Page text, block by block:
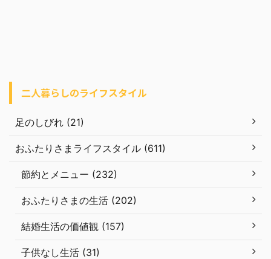
二人暮らしのライフスタイル
足のしびれ (21)
おふたりさまライフスタイル (611)
節約とメニュー (232)
おふたりさまの生活 (202)
結婚生活の価値観 (157)
子供なし生活 (31)